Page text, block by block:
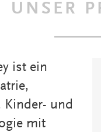
UNSER
ist ein
Kinder- und
mit